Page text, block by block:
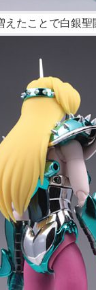
たことで白銀聖